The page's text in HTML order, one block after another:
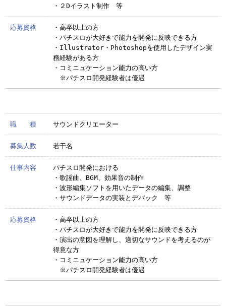
・２Dイラスト制作 等
応募資格
・高卒以上の方
・パチスロが大好きで能力を開発に反映できる方
・Illustrator・Photoshopを使用したデザイン実
務経験がある方
・コミニュケーション能力の高い方
※パチスロ開発経験者は優遇
職 種 サウンドクリエーター
募集人数 若干名
仕事内容
パチスロ開発における
・歌謡曲、BGM、効果音の制作
・波形編集ソフトを用いたデータの編集、調整
・サウンドデータの実装とデバック 等
応募資格
・高卒以上の方
・パチスロが大好きで能力を開発に反映できる方
・演出の意図を理解し、適切なサウンドを考えるのが
得意な方
・コミニュケーション能力の高い方
※パチスロ開発経験者は優遇